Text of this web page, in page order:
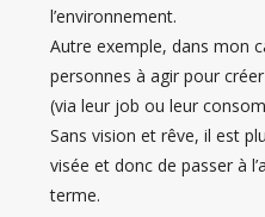
l’environnement.
Autre exemple, dans mon
personnes à agir pour
(via leur job ou leur
Sans vision et rêve, il est
visée et donc de passer à
terme.